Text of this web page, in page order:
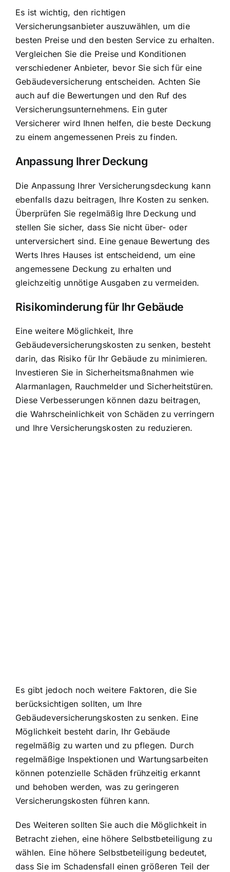
Es ist wichtig, den richtigen
Versicherungsanbieter auszuwählen, um die
besten Preise und den besten Service zu erhalten.
Vergleichen Sie die Preise und Konditionen
verschiedener Anbieter, bevor Sie sich für eine
Gebäudeversicherung entscheiden. Achten Sie
auch auf die Bewertungen und den Ruf des
Versicherungsunternehmens. Ein guter
Versicherer wird Ihnen helfen, die beste Deckung
zu einem angemessenen Preis zu finden.
Anpassung Ihrer Deckung
Die Anpassung Ihrer Versicherungsdeckung kann
ebenfalls dazu beitragen, Ihre Kosten zu senken.
Überprüfen Sie regelmäßig Ihre Deckung und
stellen Sie sicher, dass Sie nicht über- oder
unterversichert sind. Eine genaue Bewertung des
Werts Ihres Hauses ist entscheidend, um eine
angemessene Deckung zu erhalten und
gleichzeitig unnötige Ausgaben zu vermeiden.
Risikominderung für Ihr Gebäude
Eine weitere Möglichkeit, Ihre
Gebäudeversicherungskosten zu senken, besteht
darin, das Risiko für Ihr Gebäude zu minimieren.
Investieren Sie in Sicherheitsmaßnahmen wie
Alarmanlagen, Rauchmelder und Sicherheitstüren.
Diese Verbesserungen können dazu beitragen,
die Wahrscheinlichkeit von Schäden zu verringern
und Ihre Versicherungskosten zu reduzieren.
Es gibt jedoch noch weitere Faktoren, die Sie
berücksichtigen sollten, um Ihre
Gebäudeversicherungskosten zu senken. Eine
Möglichkeit besteht darin, Ihr Gebäude
regelmäßig zu warten und zu pflegen. Durch
regelmäßige Inspektionen und Wartungsarbeiten
können potenzielle Schäden frühzeitig erkannt
und behoben werden, was zu geringeren
Versicherungskosten führen kann.
Des Weiteren sollten Sie auch die Möglichkeit in
Betracht ziehen, eine höhere Selbstbeteiligung zu
wählen. Eine höhere Selbstbeteiligung bedeutet,
dass Sie im Schadensfall einen größeren Teil der